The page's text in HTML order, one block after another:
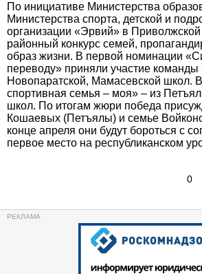
По инициативе Министерства
Министерства спорта, детской и
организации «Эрвий» в
районный конкурс семей,
образ жизни. В первой номинации
переводу» приняли участие команды
Новопаратской, Мамасевской школ.
спортивная семья – моя» – из
школ. По итогам жюри победа
Кошаевых (Петъялы) и семье
конце апреля они будут бороться с
первое место на республиканском
0